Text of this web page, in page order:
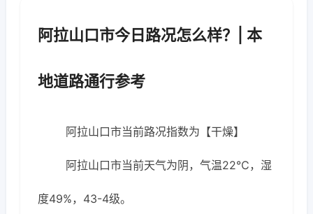
阿拉山口市今日路况怎么样？| 本
地道路通行参考
阿拉山口市当前路况指数为【干燥】
阿拉山口市当前天气为阴，气温22℃，湿
度49%，43-4级。